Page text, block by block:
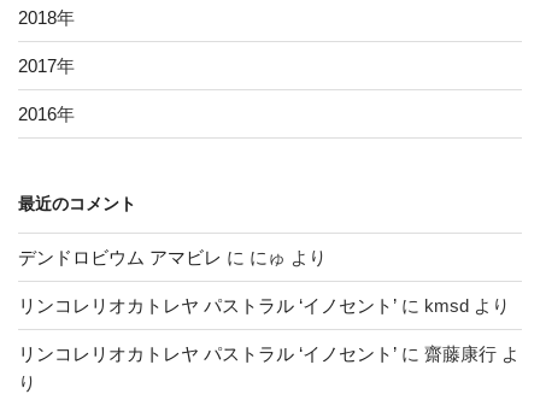
2018年
2017年
2016年
最近のコメント
デンドロビウム アマビレ に にゅ より
リンコレリオカトレヤ パストラル ‘イノセント’ に kmsd より
リンコレリオカトレヤ パストラル ‘イノセント’ に 齋藤康行 よ
り